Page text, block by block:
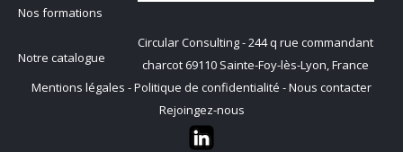
Nos formations
Notre catalogue
Circular Consulting - 244 q rue commandant
charcot 69110 Sainte-Foy-lès-Lyon, France
Mentions légales -Politique de confidentialité -Nous contacter
Rejoingez-nous